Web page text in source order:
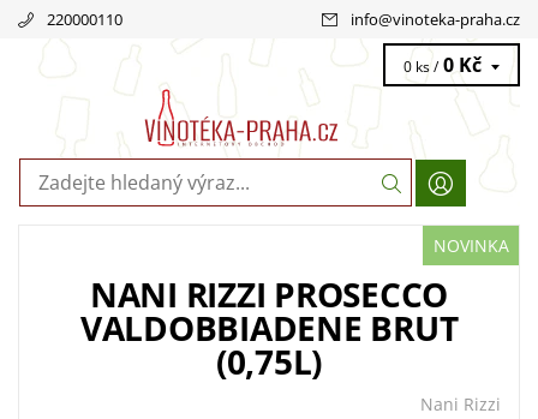
220000110 info@vinoteka-praha.cz
0 ks / 0 Kč
NOVINKA
NANI RIZZI PROSECCO
VALDOBBIADENE BRUT
(0,75L)
Nani Rizzi